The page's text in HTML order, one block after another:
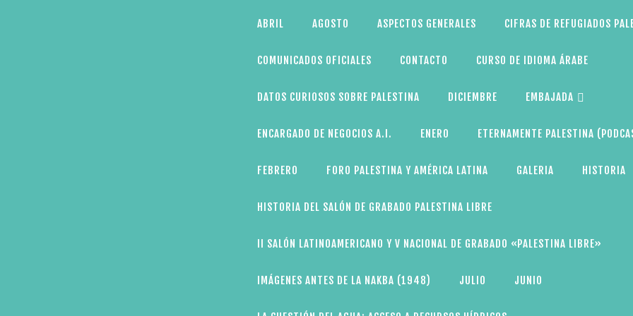
ABRIL AGOSTO ASPECTOS GENERALES CIFRAS DE REFUGIADOS
COMUNICADOS OFICIALES CONTACTO CURSO DE IDIOMA ÁRABE
DATOS CURIOSOS SOBRE PALESTINA DICIEMBRE EMBAJADA
ENCARGADO DE NEGOCIOS A.I. ENERO ETERNAMENTE PALESTINA
FEBRERO FORO PALESTINA Y AMÉRICA LATINA GALERIA HISTORIA
HISTORIA DEL SALÓN DE GRABADO PALESTINA LIBRE
II SALÓN LATINOAMERICANO Y V NACIONAL DE GRABADO «PALESTINA LIBRE»
IMÁGENES ANTES DE LA NAKBA (1948) JULIO JUNIO